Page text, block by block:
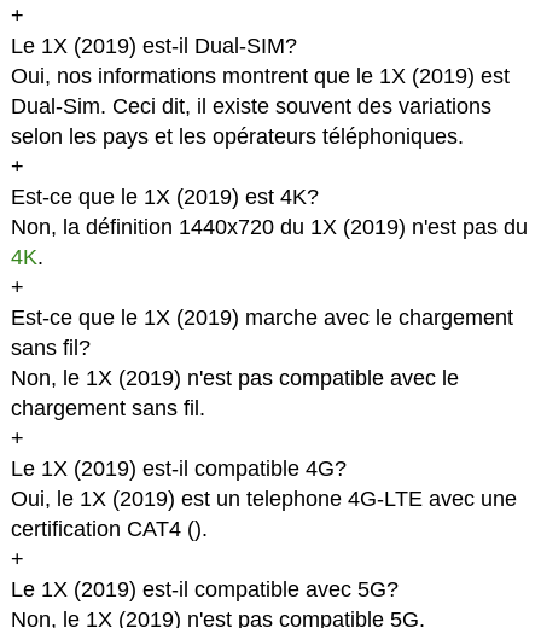
+
Le 1X (2019) est-il Dual-SIM?
Oui, nos informations montrent que le 1X (2019) est
Dual-Sim. Ceci dit, il existe souvent des variations
selon les pays et les opérateurs téléphoniques.
+
Est-ce que le 1X (2019) est 4K?
Non, la définition 1440x720 du 1X (2019) n'est pas du
4K.
+
Est-ce que le 1X (2019) marche avec le chargement
sans fil?
Non, le 1X (2019) n'est pas compatible avec le
chargement sans fil.
+
Le 1X (2019) est-il compatible 4G?
Oui, le 1X (2019) est un telephone 4G-LTE avec une
certification CAT4 ().
+
Le 1X (2019) est-il compatible avec 5G?
Non, le 1X (2019) n'est pas compatible 5G.